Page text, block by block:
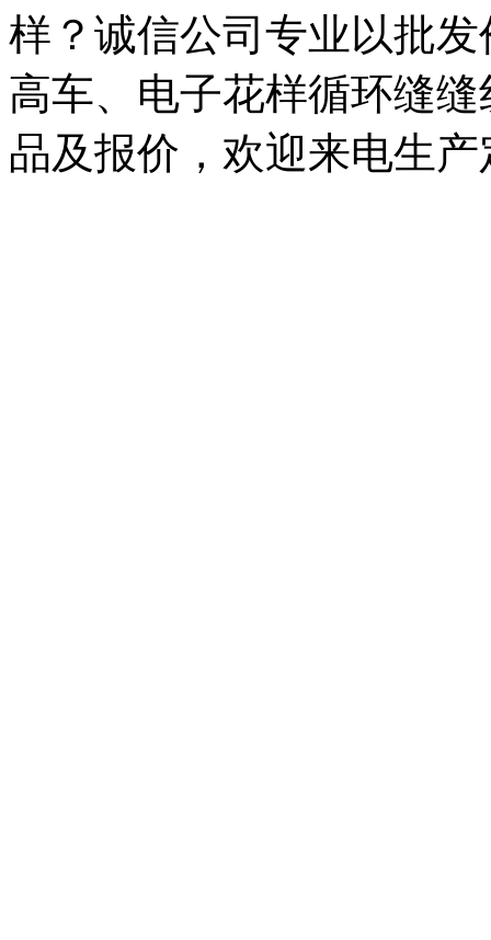
样？诚信公司专业以批
高车、电子花样循环缝
品及报价，欢迎来电生产